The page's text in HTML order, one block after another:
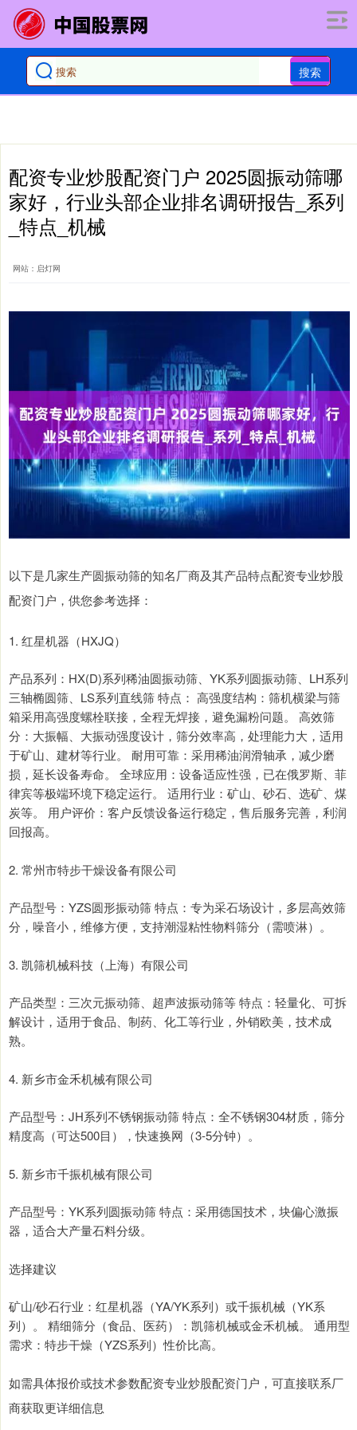
搜索
配资专业炒股配资门户 2025圆振动筛哪
家好，行业头部企业排名调研报告_系列
_特点_机械
网站：启灯网
以下是几家生产圆振动筛的知名厂商及其产品特点配资专业炒股
配资门户，供您参考选择：
1. 红星机器（HXJQ）
产品系列：HX(D)系列稀油圆振动筛、YK系列圆振动筛、LH系列
三轴椭圆筛、LS系列直线筛 特点： 高强度结构：筛机横梁与筛
箱采用高强度螺栓联接，全程无焊接，避免漏粉问题。 高效筛
分：大振幅、大振动强度设计，筛分效率高，处理能力大，适用
于矿山、建材等行业。 耐用可靠：采用稀油润滑轴承，减少磨
损，延长设备寿命。 全球应用：设备适应性强，已在俄罗斯、菲
律宾等极端环境下稳定运行。 适用行业：矿山、砂石、选矿、煤
炭等。 用户评价：客户反馈设备运行稳定，售后服务完善，利润
回报高。
2. 常州市特步干燥设备有限公司
产品型号：YZS圆形振动筛 特点：专为采石场设计，多层高效筛
分，噪音小，维修方便，支持潮湿粘性物料筛分（需喷淋）。
3. 凯筛机械科技（上海）有限公司
产品类型：三次元振动筛、超声波振动筛等 特点：轻量化、可拆
解设计，适用于食品、制药、化工等行业，外销欧美，技术成
熟。
4. 新乡市金禾机械有限公司
产品型号：JH系列不锈钢振动筛 特点：全不锈钢304材质，筛分
精度高（可达500目），快速换网（3-5分钟）。
5. 新乡市千振机械有限公司
产品型号：YK系列圆振动筛 特点：采用德国技术，块偏心激振
器，适合大产量石料分级。
选择建议
矿山/砂石行业：红星机器（YA/YK系列）或千振机械（YK系
列）。 精细筛分（食品、医药）：凯筛机械或金禾机械。 通用型
需求：特步干燥（YZS系列）性价比高。
如需具体报价或技术参数配资专业炒股配资门户，可直接联系厂
商获取更详细信息